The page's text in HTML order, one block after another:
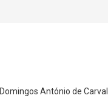
Domingos António de